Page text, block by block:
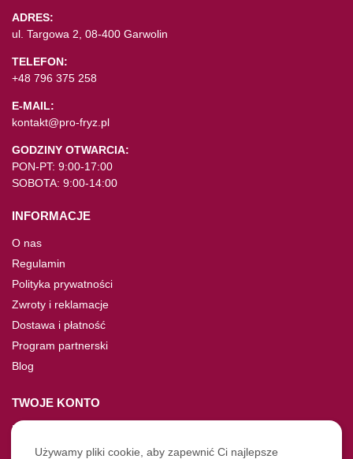
ADRES:
ul. Targowa 2, 08-400 Garwolin
TELEFON:
+48 796 375 258
E-MAIL:
kontakt@pro-fryz.pl
GODZINY OTWARCIA:
PON-PT: 9:00-17:00
SOBOTA: 9:00-14:00
INFORMACJE
O nas
Regulamin
Polityka prywatności
Zwroty i reklamacje
Dostawa i płatność
Program partnerski
Blog
TWOJE KONTO
Moje konto
Nie pamiętasz hasła?
Używamy pliki cookie, aby zapewnić Ci najlepsze